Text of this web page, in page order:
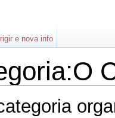
e nova info